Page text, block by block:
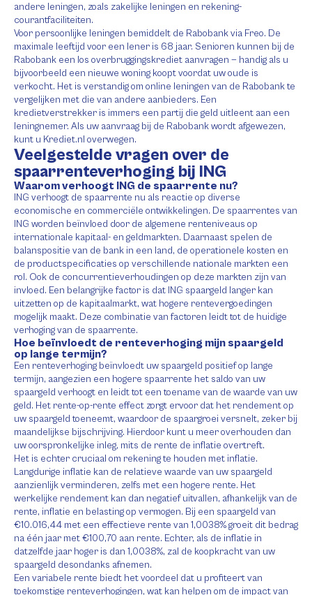
andere leningen, zoals zakelijke leningen en rekening-
courantfaciliteiten.
Voor persoonlijke leningen bemiddelt de Rabobank via Freo. De
maximale leeftijd voor een lener is 68 jaar. Senioren kunnen bij de
Rabobank een los overbruggingskrediet aanvragen — handig als u
bijvoorbeeld een nieuwe woning koopt voordat uw oude is
verkocht. Het is verstandig om online leningen van de Rabobank te
vergelijken met die van andere aanbieders. Een
kredietverstrekker is immers een partij die geld uitleent aan een
leningnemer. Als uw aanvraag bij de Rabobank wordt afgewezen,
kunt u Krediet.nl overwegen.
Veelgestelde vragen over de
spaarrenteverhoging bij ING
Waarom verhoogt ING de spaarrente nu?
ING verhoogt de spaarrente nu als reactie op diverse
economische en commerciële ontwikkelingen. De spaarrentes van
ING worden beïnvloed door de algemene renteniveaus op
internationale kapitaal- en geldmarkten. Daarnaast spelen de
balanspositie van de bank in een land, de operationele kosten en
de productspecificaties op verschillende nationale markten een
rol. Ook de concurrentieverhoudingen op deze markten zijn van
invloed. Een belangrijke factor is dat ING spaargeld langer kan
uitzetten op de kapitaalmarkt, wat hogere rentevergoedingen
mogelijk maakt. Deze combinatie van factoren leidt tot de huidige
verhoging van de spaarrente.
Hoe beïnvloedt de renteverhoging mijn spaargeld
op lange termijn?
Een renteverhoging beïnvloedt uw spaargeld positief op lange
termijn, aangezien een hogere spaarrente het saldo van uw
spaargeld verhoogt en leidt tot een toename van de waarde van uw
geld. Het rente-op-rente effect zorgt ervoor dat het rendement op
uw spaargeld toeneemt, waardoor de spaargroei versnelt, zeker bij
maandelijkse bijschrijving. Hierdoor kunt u meer overhouden dan
uw oorspronkelijke inleg, mits de rente de inflatie overtreft.
Het is echter cruciaal om rekening te houden met inflatie.
Langdurige inflatie kan de relatieve waarde van uw spaargeld
aanzienlijk verminderen, zelfs met een hogere rente. Het
werkelijke rendement kan dan negatief uitvallen, afhankelijk van de
rente, inflatie en belasting op vermogen. Bij een spaargeld van
€10.016,44 met een effectieve rente van 1,0038% groeit dit bedrag
na één jaar met €100,70 aan rente. Echter, als de inflatie in
datzelfde jaar hoger is dan 1,0038%, zal de koopkracht van uw
spaargeld desondanks afnemen.
Een variabele rente biedt het voordeel dat u profiteert van
toekomstige renteverhogingen, wat kan helpen om de impact van